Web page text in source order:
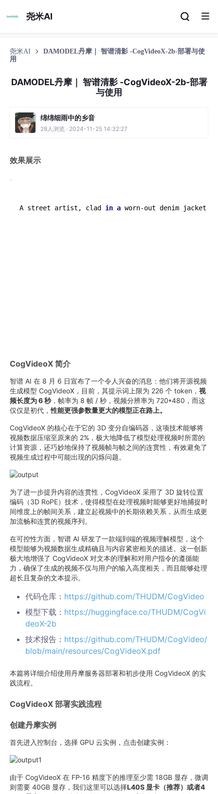
尧米AI
尧米AI
DAMODEL丹摩｜ 智谱清影 -CogVideoX-2b-部署与使
用
DAMODEL丹摩｜ 智谱清影 -CogVideoX-2b-部署
与使用
绵绵细雨中的乡音
28人浏览 · 2024-11-25 14:32:27
效果展示
A street artist, clad in a worn-out denim jacket
CogVideoX 简介
智谱 AI 在 8 月 6 日宣布了一个令人兴奋的消息：他们将开源视频
生成模型 CogVideoX，目前，其提示词上限为 226 个 token， 视
频长度为 6 秒，帧率为 8 帧 / 秒，视频分辨率为 720*480，而这
仅仅是初代，性能更强参数量更大的模型正在路上。
CogVideoX 的核心在于它的 3D 变分自编码器，这项技术能够将
视频数据压缩至原来的 2%，极大地降低了模型处理视频时所需的
计算资源，还巧妙地保持了视频帧与帧之间的连贯性，有效避免了
视频生成过程中可能出现的闪烁问题。
为了进一步提升内容的连贯性，CogVideoX 采用了 3D 旋转位置
编码（3D RoPE）技术，使得模型在处理视频时能够更好地捕捉时
间维度上的帧间关系，建立起视频中的长期依赖关系，从而生成更
加流畅和连贯的视频序列。
在可控性方面，智谱 AI 研发了一款端到端的视频理解模型，这个
模型能够为视频数据生成精确且与内容紧密相关的描述。这一创新
极大地增强了 CogVideoX 对文本的理解和对用户指令的遵循能
力，确保了生成的视频不仅与用户的输入高度相关，而且能够处理
超长且复杂的文本提示。
代码仓库： https://github.com/THUDM/CogVideo
模型下载： https://huggingface.co/THUDM/CogVi
deoX-2b
技术报告： https://github.com/THUDM/CogVideo/
blob/main/resources/CogVideoX.pdf
本篇将详细介绍使用丹摩服务器部署和初步使用 CogVideoX 的实
践流程。
CogVideoX 部署实践流程
创建丹摩实例
首先进入控制台，选择 GPU 云实例，点击创建实例：
由于 CogVideoX 在 FP-16 精度下的推理至少需 18GB 显存，微调
则需要 40GB 显存，我们这里可以选择L40S 显卡（推荐） 或者4